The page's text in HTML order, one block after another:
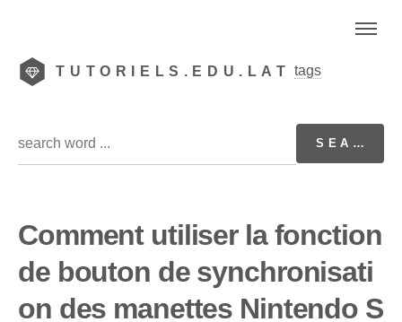
TUTORIELS.EDU.LAT tags
Comment utiliser la fonction
de bouton de synchronisati
on des manettes Nintendo S